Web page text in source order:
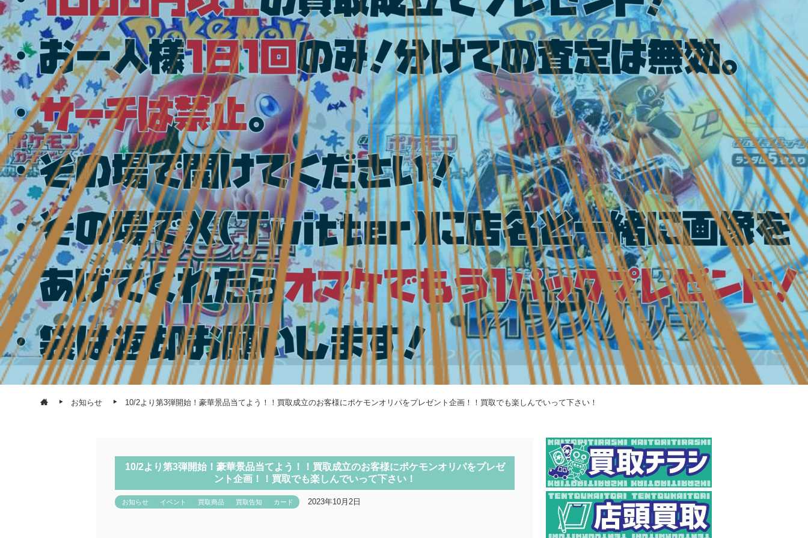
お知らせ 10/2より第3弾開始！豪華景品当てよう！！買取成立のお客様にポケモンオリパをプレゼント企画！！買取でも楽しんでいって下さい！
10/2より第3弾開始！豪華景品当てよう！！買取成立のお客様にポケモンオリパをプレゼ
ント企画！！買取でも楽しんでいって下さい！
お知らせ イベント 買取商品 買取告知 カード 2023年10月2日